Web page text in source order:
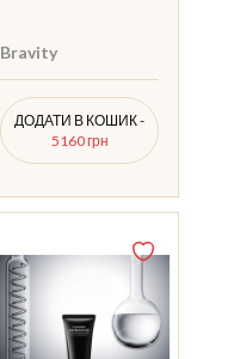
Bravity
ДОДАТИ В КОШИК -
5160 грн